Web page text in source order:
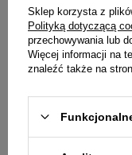
Sklep korzysta z
Polityką dotyczącą
przechowywania lub
Więcej informacji na
znaleźć także na